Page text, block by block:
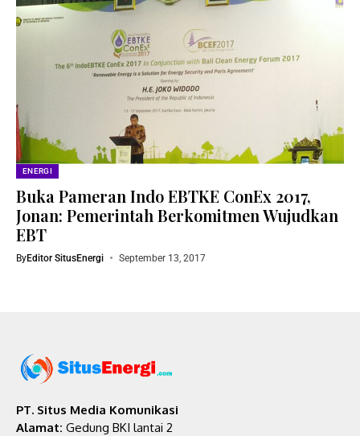
ENERGI
Buka Pameran Indo EBTKE ConEx 2017,
Jonan: Pemerintah Berkomitmen Wujudkan
EBT
ByEditor SitusEnergi September 13, 2017
PT. Situs Media Komunikasi
Alamat: Gedung BKI lantai 2